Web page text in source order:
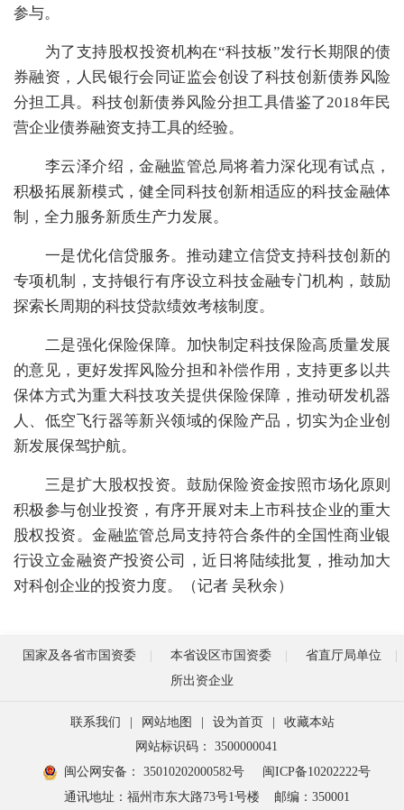
参与。
为了支持股权投资机构在“科技板”发行长期限的债
券融资，人民银行会同证监会创设了科技创新债券风险
分担工具。科技创新债券风险分担工具借鉴了2018年民
营企业债券融资支持工具的经验。
李云泽介绍，金融监管总局将着力深化现有试点，
积极拓展新模式，健全同科技创新相适应的科技金融体
制，全力服务新质生产力发展。
一是优化信贷服务。推动建立信贷支持科技创新的
专项机制，支持银行有序设立科技金融专门机构，鼓励
探索长周期的科技贷款绩效考核制度。
二是强化保险保障。加快制定科技保险高质量发展
的意见，更好发挥风险分担和补偿作用，支持更多以共
保体方式为重大科技攻关提供保险保障，推动研发机器
人、低空飞行器等新兴领域的保险产品，切实为企业创
新发展保驾护航。
三是扩大股权投资。鼓励保险资金按照市场化原则
积极参与创业投资，有序开展对未上市科技企业的重大
股权投资。金融监管总局支持符合条件的全国性商业银
行设立金融资产投资公司，近日将陆续批复，推动加大
对科创企业的投资力度。（记者 吴秋余）
国家及各省市国资委 本省设区市国资委
省直厅局单位
所出资企业
联系我们 网站地图 设为首页
收藏本站
网站标识码： 3500000041
闽公网安备： 35010202000582号
闽ICP备10202222号
通讯地址：福州市东大路73号1号楼
邮编：350001